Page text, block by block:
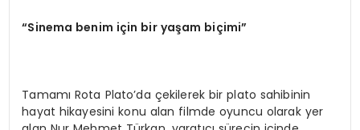
“Sinema benim için bir yaşam biçimi”
Tamamı Rota Plato’da çekilerek bir plato sahibinin
hayat hikayesini konu alan filmde oyuncu olarak yer